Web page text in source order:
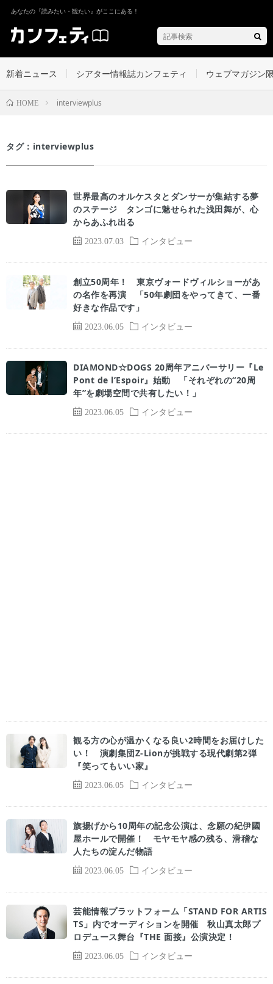
あなたの『読みたい・観たい』がここにある！
新着ニュース シアター情報誌カンフェティ ウェブマガジン
HOME interviewplus
タグ：interviewplus
2023.07.03 インタビュー
世界最高のオルケスタとダンサーが集結する夢
のステージ タンゴに魅せられた浅田舞が、心
からあふれ出る
2023.06.05 インタビュー
創立50周年！ 東京ヴォードヴィルショーがあ
の名作を再演 「50年劇団をやってきて、一番
好きな作品です」
2023.06.05 インタビュー
DIAMOND☆DOGS 20周年アニバーサリー『Le
Pont de l’Espoir』始動 「それぞれの“20周
年”を劇場空間で共有したい！」
2023.06.05 インタビュー
観る方の心が温かくなる良い2時間をお届けした
い！ 演劇集団Z-Lionが挑戦する現代劇第2弾
『笑ってもいい家』
2023.06.05 インタビュー
旗揚げから10周年の記念公演は、念願の紀伊國
屋ホールで開催！ モヤモヤ感の残る、滑稽な
人たちの淀んだ物語
2023.06.05 インタビュー
芸能情報プラットフォーム「STAND FOR ARTIS
TS」内でオーディションを開催 秋山真太郎プ
ロデュース舞台『THE 面接』公演決定！